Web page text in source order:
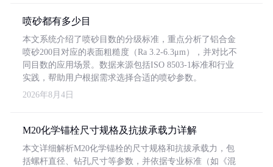
喷砂都有多少目
本文系统介绍了喷砂目数的分级标准，重点分析了铝合金
喷砂200目对应的表面粗糙度（Ra 3.2-6.3μm），并对比不
同目数的应用场景。数据来源包括ISO 8503-1标准和行业
实践，帮助用户根据需求选择合适的喷砂参数。
2026年8月4日
M20化学锚栓尺寸规格及抗拔承载力详解
本文详细解析M20化学锚栓的尺寸规格和抗拔承载力，包
括螺杆直径、钻孔尺寸等参数，并依据专业标准（如《混